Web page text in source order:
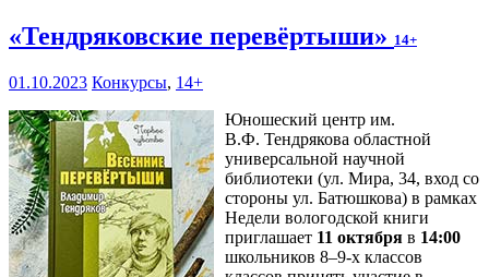
«Тендряковские перевёртыши» 14+
01.10.2023 Конкурсы, 14+
Юношеский центр им.
В.Ф. Тендрякова областной
универсальной научной
библиотеки (ул. Мира, 34, вход со
стороны ул. Батюшкова) в рамках
Недели вологодской книги
приглашает 11 октября в 14:00
школьников 8–9-х классов